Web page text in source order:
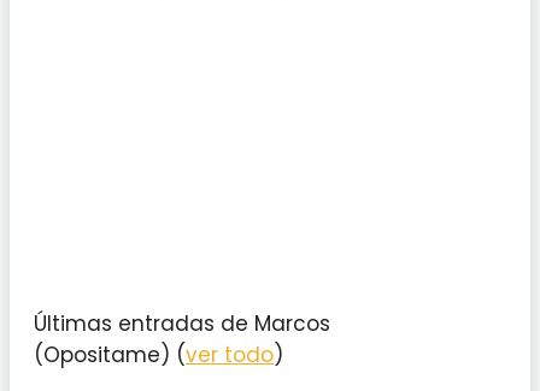
Últimas entradas de Marcos
(Opositame) (ver todo)